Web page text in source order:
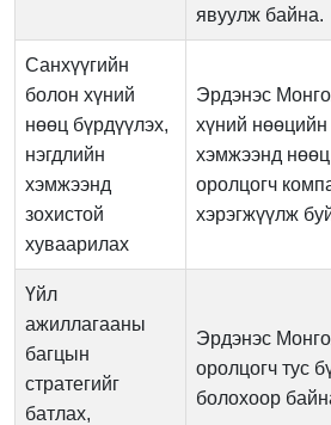
явуулж байна.
Санхүүгийн
болон хүний
нөөц бүрдүүлэх,
нэгдлийн
хэмжээнд
зохистой
хуваарилах
Эрдэнэс
хүний
хэмжээнд
оролцогч
хэрэгжүүлж
Үйл
ажиллагааны
багцын
стратегийг
батлах,
Эрдэнэс
оролцогч тус
болохоор